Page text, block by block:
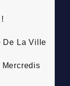
De La Ville
Mercredis